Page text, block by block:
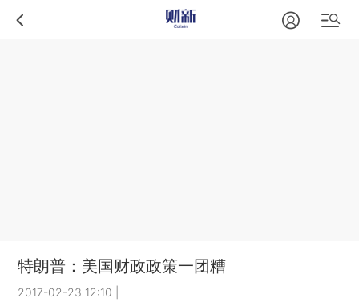
特朗普：美国财政政策一团糟
2017-02-23 12:10